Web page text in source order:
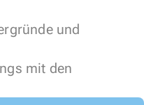
und
mit den